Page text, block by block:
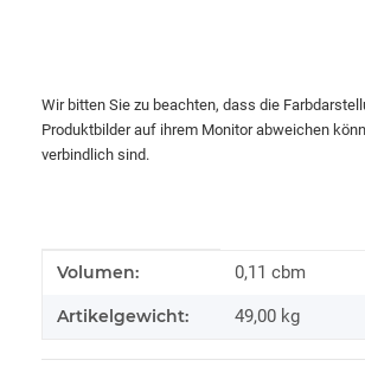
Wir bitten Sie zu beachten, dass die
Produktbilder auf ihrem Monitor abweichen
verbindlich sind.
Produkteigenschaft
Wert
Volumen: 0,11 cbm
Artikelgewicht: 49,00 kg